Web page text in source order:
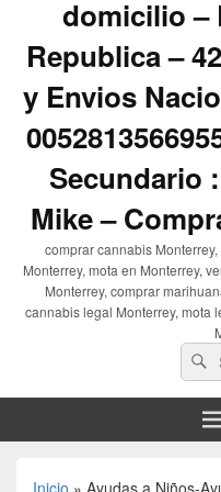
domicilio –
Republica –
y Envios
Secundario
Mike –
comprar cannabis
Monterrey, mota en Monterrey,
Monterrey, comprar
cannabis legal Monterrey, mota
for:
Inicio » Ayudas a Niños-